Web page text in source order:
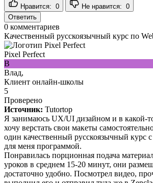
Нравится: 0 Не нравится: 0
Ответить
0 комментариев
Качественный русскоязычный курс по
Pixel Perfect
В
Влад,
Клиент онлайн-школы
5
Проверено
Источник: Tutortop
Я занимаюсь UX/UI дизайном и в какой-
хочу верстать свои макеты
один качественный русскоязычный курс
для меня программой.
Понравилась порционная подача
уроков в среднем 15-20 минут, они
достаточно удобно. Посмотрел видео,